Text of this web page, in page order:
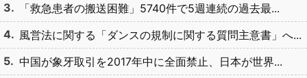
「救急患者の搬送困難」5740件で5週連続の過去最...
風営法に関する「ダンスの規制に関する質問主意書」へ...
中国が象牙取引を2017年中に全面禁止、日本が世界...